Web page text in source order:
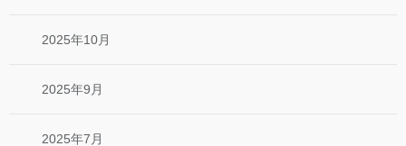
2025年10月
2025年9月
2025年7月